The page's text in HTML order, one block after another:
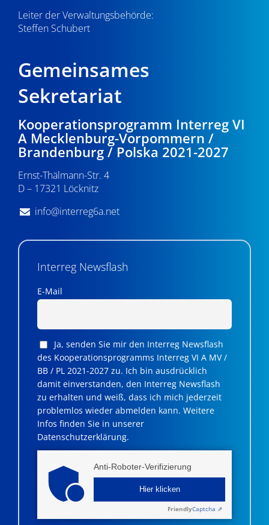
Leiter der Verwaltungsbehörde:
Steffen Schubert
Gemeinsames
Sekretariat
Kooperationsprogramm Interreg VI
A Mecklenburg-Vorpommern /
Brandenburg / Polska 2021-2027
Ernst-Thälmann-Str. 4
D – 17321 Löcknitz
info@interreg6a.net
Interreg Newsflash
E-Mail
Ja, senden Sie mir den Interreg Newsflash
des Kooperationsprogramms Interreg VI A MV /
BB / PL 2021-2027 zu. Ich bin ausdrücklich
damit einverstanden, den Interreg Newsflash
zu erhalten und weiß, dass ich mich jederzeit
problemlos wieder abmelden kann. Weitere
Infos finden Sie in unserer
Datenschutzerklärung.
Anti-Roboter-Verifizierung
Hier klicken
FriendlyCaptcha ⇗